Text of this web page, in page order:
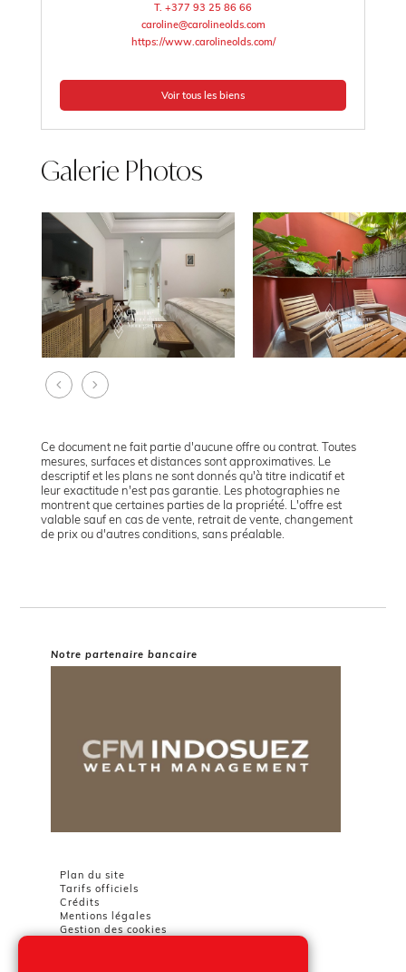
T. +377 93 25 86 66
caroline@carolineolds.com
https://www.carolineolds.com/
Voir tous les biens
Galerie Photos
Ce document ne fait partie d'aucune offre ou contrat. Toutes
mesures, surfaces et distances sont approximatives. Le
descriptif et les plans ne sont donnés qu'à titre indicatif et
leur exactitude n'est pas garantie. Les photographies ne
montrent que certaines parties de la propriété. L'offre est
valable sauf en cas de vente, retrait de vente, changement
de prix ou d'autres conditions, sans préalable.
Notre partenaire bancaire
Plan du site
Tarifs officiels
Crédits
Mentions légales
Gestion des cookies